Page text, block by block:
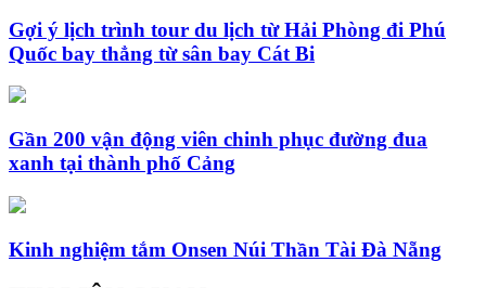
Gợi ý lịch trình tour du lịch từ Hải Phòng đi Phú
Quốc bay thẳng từ sân bay Cát Bi
Gần 200 vận động viên chinh phục đường đua
xanh tại thành phố Cảng
Kinh nghiệm tắm Onsen Núi Thần Tài Đà Nẵng